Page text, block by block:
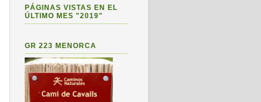
PÁGINAS VISTAS EN EL
ÚLTIMO MES "2019"
GR 223 MENORCA